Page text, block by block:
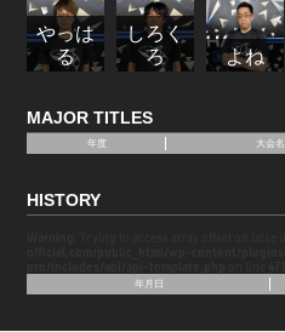
やっは
る
しろく
ろ
よね
MAJOR TITLES
年度 大会名
HISTORY
年月日